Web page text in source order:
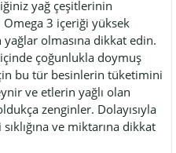
yağ çeşitlerinin
Omega 3 içeriği yüksek
olmasına dikkat edin.
çoğunlukla doymuş
bu tür besinlerin tüketimini
ve etlerin yağlı olan
zenginler. Dolayısıyla
ve miktarına dikkat